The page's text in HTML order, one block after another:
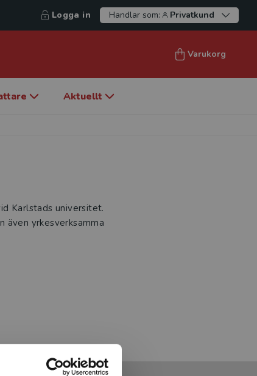
Logga in Handlar som: Privatkund
Varukorg
Aktuellt
Karlstads universitet.
även yrkesverksamma